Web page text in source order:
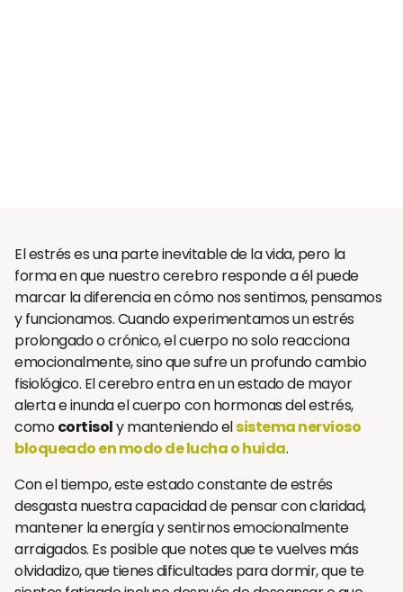
El estrés es una parte inevitable de la vida, pero la
forma en que nuestro cerebro responde a él puede
marcar la diferencia en cómo nos sentimos, pensamos
y funcionamos. Cuando experimentamos un estrés
prolongado o crónico, el cuerpo no solo reacciona
emocionalmente, sino que sufre un profundo cambio
fisiológico. El cerebro entra en un estado de mayor
alerta e inunda el cuerpo con hormonas del estrés,
comocortisoly manteniendo elsistema nervioso
bloqueado en modo de lucha o huida.
Con el tiempo, este estado constante de estrés
desgasta nuestra capacidad de pensar con claridad,
mantener la energía y sentirnos emocionalmente
arraigados. Es posible que notes que te vuelves más
olvidadizo, que tienes dificultades para dormir, que te